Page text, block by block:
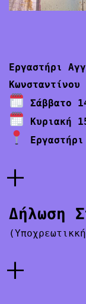
Εργαστήρι
Σάββατο
Κυριακή
+
Δήλωση
+